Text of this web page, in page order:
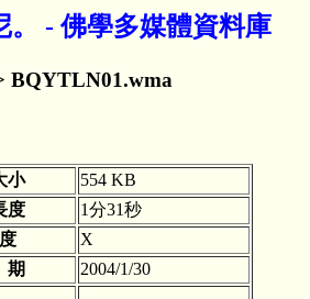
。 - 佛學多媒體資料庫
BQYTLN01.wma
小
554 KB
度
1分31秒
X
2004/1/30